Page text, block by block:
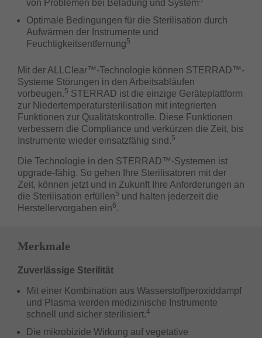
von Problemen bei Beladung und System
Optimale Bedingungen für die Sterilisation durch
Aufwärmen der Instrumente und
Feuchtigkeitsentfernung5
Mit der ALLClear™-Technologie können STERRAD™-
Systeme Störungen in den Arbeitsabläufen
vorbeugen.5 STERRAD ist die einzige Geräteplattform
zur Niedertemperatursterilisation mit integrierten
Funktionen zur Qualitätskontrolle. Diese Funktionen
verbessern die Compliance und verkürzen die Zeit, bis
Instrumente wieder einsatzfähig sind.5
Die Technologie in den STERRAD™-Systemen ist
upgrade-fähig. So gehen Ihre Sterilisatoren mit der
Zeit, können jetzt und in Zukunft Ihre Anforderungen an
die Sterilisation erfüllen5 und halten jederzeit die
Herstellervorgaben ein6.
Merkmale
Zuverlässige Sterilität
Mit einer Kombination aus Wasserstoffperoxiddampf
und Plasma werden medizinische Instrumente
schnell und sicher sterilisiert.4
Die mikrobizide Wirkung auf vegetative